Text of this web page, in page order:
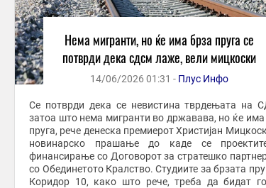
Нема мигранти, но ќе има брза пруга се
потврди дека сдсм лаже, вели мицкоски
14/06/2026 01:31 - Плус Инфо
Се потврди дека се невистина тврдењата на
затоа што нема мигранти во државава, но ќе има
пруга, рече денеска премиерот Христијан
новинарско прашање до каде се
финансирање со Договорот за стратешко
со Обединетото Кралство. Студиите за брзата
Коридор 10, како што рече, треба да бидат